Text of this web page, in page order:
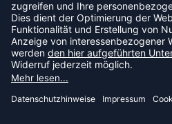
Sofortüberweisung
NEWSLETTER